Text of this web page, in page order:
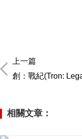
上一篇
創：戰紀(Tron:
相關文章：